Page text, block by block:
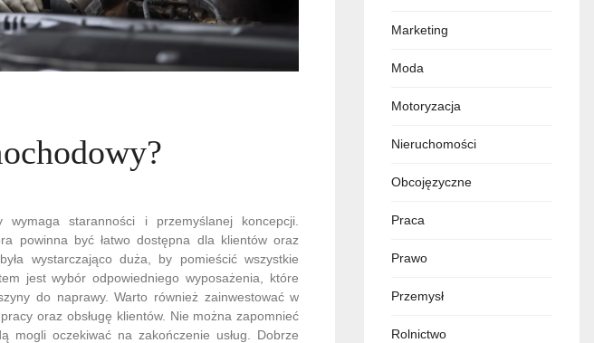
staranności i przemyślanej koncepcji.
powinna być łatwo dostępna dla klientów oraz
wystarczająco duża, by pomieścić wszystkie
jest wybór odpowiedniego wyposażenia, które
do naprawy. Warto również zainwestować w
oraz obsługę klientów. Nie można zapomnieć
mogli oczekiwać na zakończenie usług. Dobrze
Marketing
Moda
Motoryzacja
Nieruchomości
Obcojęzyczne
Praca
Prawo
Przemysł
Rolnictwo